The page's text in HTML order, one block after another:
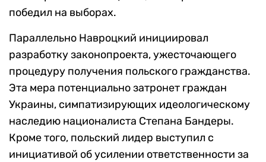
победил на выборах.
Параллельно Навроцкий инициировал
разработку законопроекта, ужесточающего
процедуру получения польского гражданства.
Эта мера потенциально затронет граждан
Украины, симпатизирующих идеологическому
наследию националиста Степана Бандеры.
Кроме того, польский лидер выступил с
инициативой об усилении ответственности за